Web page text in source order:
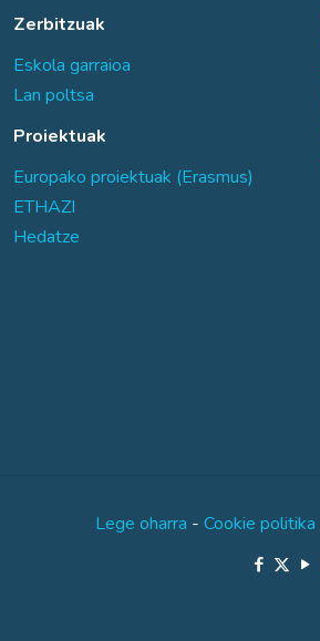
Zerbitzuak
Eskola garraioa
Lan poltsa
Proiektuak
Europako proiektuak (Erasmus)
ETHAZI
Hedatze
Lege oharra - Cookie politika